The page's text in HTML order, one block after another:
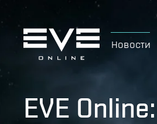
Новости
EVE